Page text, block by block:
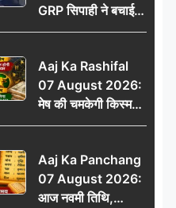
GRP सिपाही ने बचाई
महिला की जान, चलती
हादसा टला; घटना
CCTV में कैद
Aaj Ka Rashifal
07 August 2026:
मेष की चमकेगी किस्मत,
वृष को मिलेगा अटका
हाल
Aaj Ka Panchang
07 August 2026:
आज नवमी तिथि,